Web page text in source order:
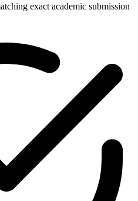
exact academic submission